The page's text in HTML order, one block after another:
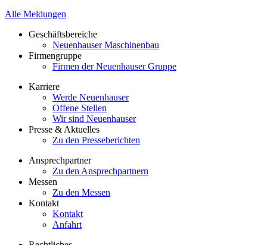
Alle Meldungen
Geschäftsbereiche
Neuenhauser Maschinenbau
Firmengruppe
Firmen der Neuenhauser Gruppe
Karriere
Werde Neuenhauser
Offene Stellen
Wir sind Neuenhauser
Presse & Aktuelles
Zu den Presseberichten
Ansprechpartner
Zu den Ansprechpartnern
Messen
Zu den Messen
Kontakt
Kontakt
Anfahrt